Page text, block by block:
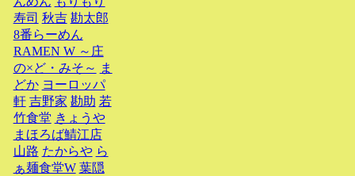
寿司 秋吉 勘太郎
8番らーめん
RAMEN W ～庄
の×ど・みそ～ ま
どか ヨーロッパ
軒 吉野家 勘助 若
竹食堂 きょうや
まほろば鯖江店
山路 たからや ら
ぁ麺食堂W 葉隠